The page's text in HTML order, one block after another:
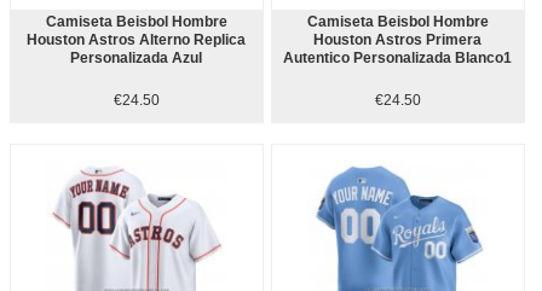
Camiseta Beisbol Hombre
Houston Astros Alterno Replica
Personalizada Azul
€24.50
Camiseta Beisbol Hombre
Houston Astros Primera
Autentico Personalizada Blanco1
€24.50